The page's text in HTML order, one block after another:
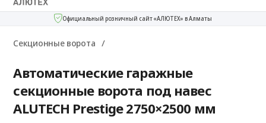
Официальный розничный сайт «АЛЮТЕХ» в Алматы
Секционные ворота
Автоматические гаражные
секционные ворота под навес
ALUTECH Prestige 2750×2500 мм